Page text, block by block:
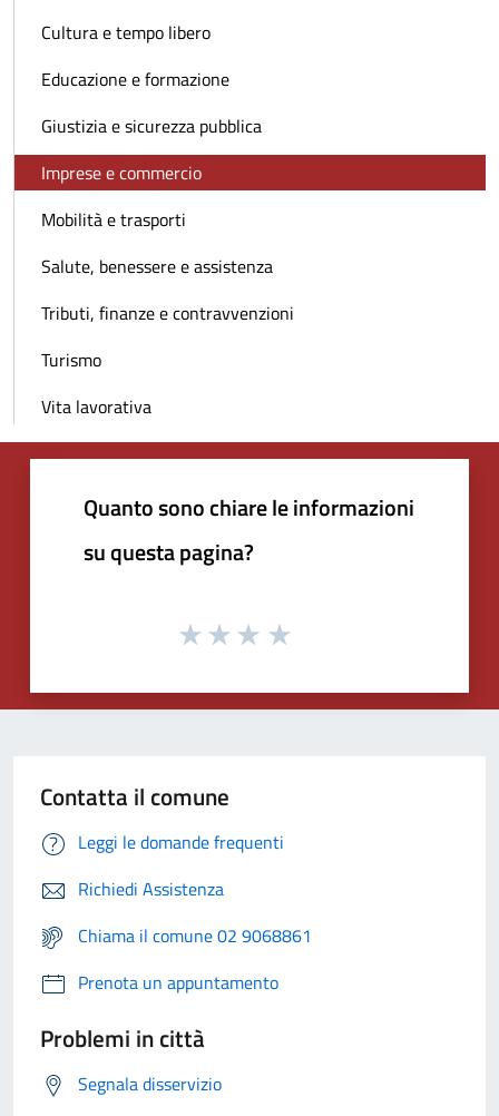
Cultura e tempo libero
Educazione e formazione
Giustizia e sicurezza pubblica
Imprese e commercio
Mobilità e trasporti
Salute, benessere e assistenza
Tributi, finanze e contravvenzioni
Turismo
Vita lavorativa
Quanto sono chiare le informazioni
su questa pagina?
Contatta il comune
Leggi le domande frequenti
Richiedi Assistenza
Chiama il comune 02 9068861
Prenota un appuntamento
Problemi in città
Segnala disservizio